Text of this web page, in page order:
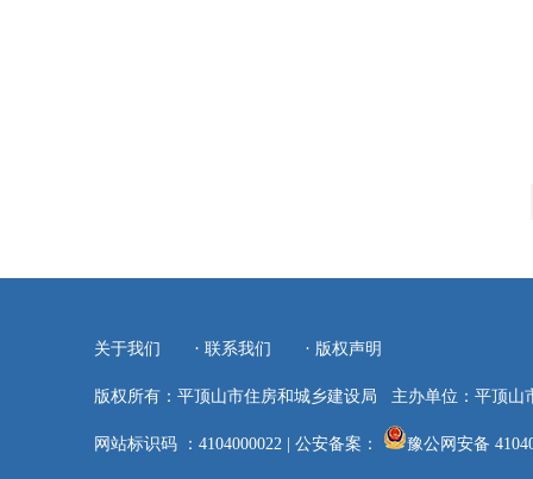
关于我们 · 联系我们 · 版权声明
版权所有：平顶山市住房和城乡建设局 主办单位：平顶山
网站标识码 ：4104000022| 公安备案： 豫公网安备